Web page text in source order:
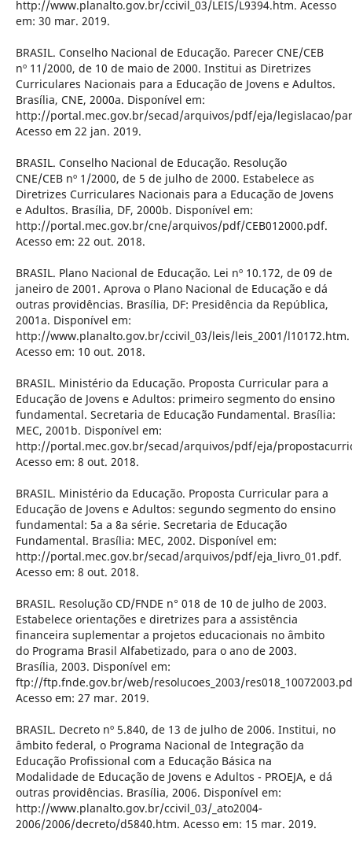
http://www.planalto.gov.br/ccivil_03/LEIS/L9394.htm. Acesso
em: 30 mar. 2019.
BRASIL. Conselho Nacional de Educação. Parecer CNE/CEB
nº 11/2000, de 10 de maio de 2000. Institui as Diretrizes
Curriculares Nacionais para a Educação de Jovens e Adultos.
Brasília, CNE, 2000a. Disponível em:
http://portal.mec.gov.br/secad/arquivos/pdf/eja/legislacao/
Acesso em 22 jan. 2019.
BRASIL. Conselho Nacional de Educação. Resolução
CNE/CEB nº 1/2000, de 5 de julho de 2000. Estabelece as
Diretrizes Curriculares Nacionais para a Educação de Jovens
e Adultos. Brasília, DF, 2000b. Disponível em:
http://portal.mec.gov.br/cne/arquivos/pdf/CEB012000.pdf.
Acesso em: 22 out. 2018.
BRASIL. Plano Nacional de Educação. Lei nº 10.172, de 09 de
janeiro de 2001. Aprova o Plano Nacional de Educação e dá
outras providências. Brasília, DF: Presidência da República,
2001a. Disponível em:
http://www.planalto.gov.br/ccivil_03/leis/leis_2001/l10172.htm.
Acesso em: 10 out. 2018.
BRASIL. Ministério da Educação. Proposta Curricular para a
Educação de Jovens e Adultos: primeiro segmento do ensino
fundamental. Secretaria de Educação Fundamental. Brasília:
MEC, 2001b. Disponível em:
http://portal.mec.gov.br/secad/arquivos/pdf/eja/
Acesso em: 8 out. 2018.
BRASIL. Ministério da Educação. Proposta Curricular para a
Educação de Jovens e Adultos: segundo segmento do ensino
fundamental: 5a a 8a série. Secretaria de Educação
Fundamental. Brasília: MEC, 2002. Disponível em:
http://portal.mec.gov.br/secad/arquivos/pdf/eja_livro_01.pdf.
Acesso em: 8 out. 2018.
BRASIL. Resolução CD/FNDE n° 018 de 10 de julho de 2003.
Estabelece orientações e diretrizes para a assistência
financeira suplementar a projetos educacionais no âmbito
do Programa Brasil Alfabetizado, para o ano de 2003.
Brasília, 2003. Disponível em:
ftp://ftp.fnde.gov.br/web/resolucoes_2003/
Acesso em: 27 mar. 2019.
BRASIL. Decreto nº 5.840, de 13 de julho de 2006. Institui, no
âmbito federal, o Programa Nacional de Integração da
Educação Profissional com a Educação Básica na
Modalidade de Educação de Jovens e Adultos - PROEJA, e dá
outras providências. Brasília, 2006. Disponível em:
http://www.planalto.gov.br/ccivil_03/_ato2004-
2006/2006/decreto/d5840.htm. Acesso em: 15 mar. 2019.